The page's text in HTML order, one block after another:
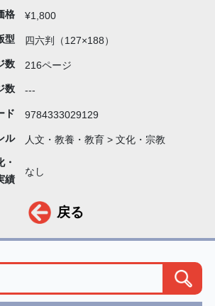
格 ¥1,800
型 四六判（127×188）
数 216ページ
数 ---
ド 9784333029129
ル 人文・教養・教育 > 文化・宗教
・
績
なし
戻る